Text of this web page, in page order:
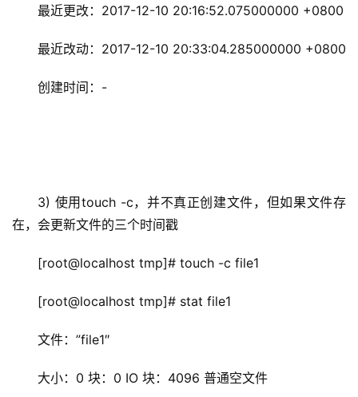
最近更改：2017-12-10 20:16:52.075000000 +0800
最近改动：2017-12-10 20:33:04.285000000 +0800
创建时间：-
3) 使用touch -c，并不真正创建文件，但如果文件存
在，会更新文件的三个时间戳
[root@localhost tmp]# touch -c file1
[root@localhost tmp]# stat file1
文件：”file1″
大小：0 块：0 IO 块：4096 普通空文件